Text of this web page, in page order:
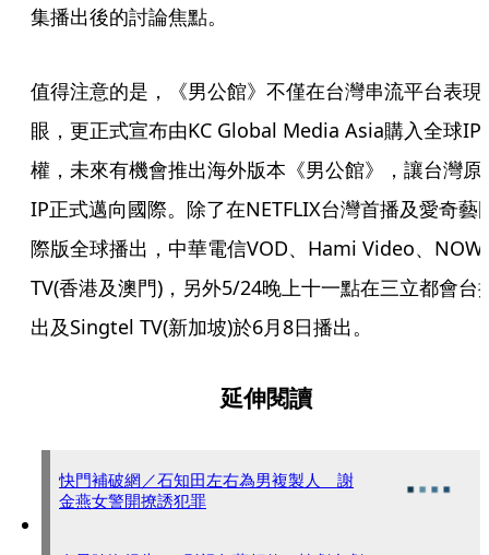
集播出後的討論焦點。
值得注意的是，《男公館》不僅在台灣串流平台表現
眼，更正式宣布由KC Global Media Asia購入全球IP
權，未來有機會推出海外版本《男公館》，讓台灣原
IP正式邁向國際。除了在NETFLIX台灣首播及愛奇藝
際版全球播出，中華電信VOD、Hami Video、NOW
TV(香港及澳門)，另外5/24晚上十一點在三立都會台
出及Singtel TV(新加坡)於6月8日播出。
延伸閱讀
快門補破網／石知田左右為男複製人 謝
金燕女警開撩誘犯罪